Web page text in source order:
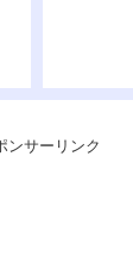
ンサーリンク